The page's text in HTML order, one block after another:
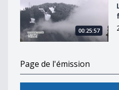
00:25:57
Page de l'émission